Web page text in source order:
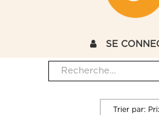
SE
Trier par: